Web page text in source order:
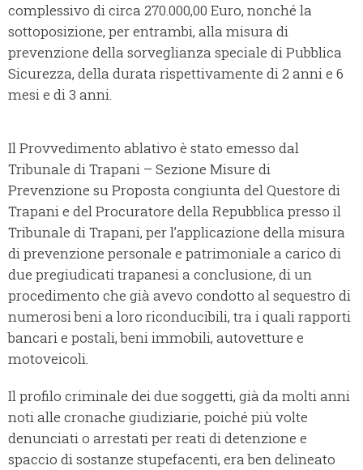
complessivo di circa 270.000,00 Euro, nonché la
sottoposizione, per entrambi, alla misura di
prevenzione della sorveglianza speciale di Pubblica
Sicurezza, della durata rispettivamente di 2 anni e 6
mesi e di 3 anni.
Il Provvedimento ablativo è stato emesso dal
Tribunale di Trapani – Sezione Misure di
Prevenzione su Proposta congiunta del Questore di
Trapani e del Procuratore della Repubblica presso il
Tribunale di Trapani, per l’applicazione della misura
di prevenzione personale e patrimoniale a carico di
due pregiudicati trapanesi a conclusione, di un
procedimento che già avevo condotto al sequestro di
numerosi beni a loro riconducibili, tra i quali rapporti
bancari e postali, beni immobili, autovetture e
motoveicoli.
Il profilo criminale dei due soggetti, già da molti anni
noti alle cronache giudiziarie, poiché più volte
denunciati o arrestati per reati di detenzione e
spaccio di sostanze stupefacenti, era ben delineato